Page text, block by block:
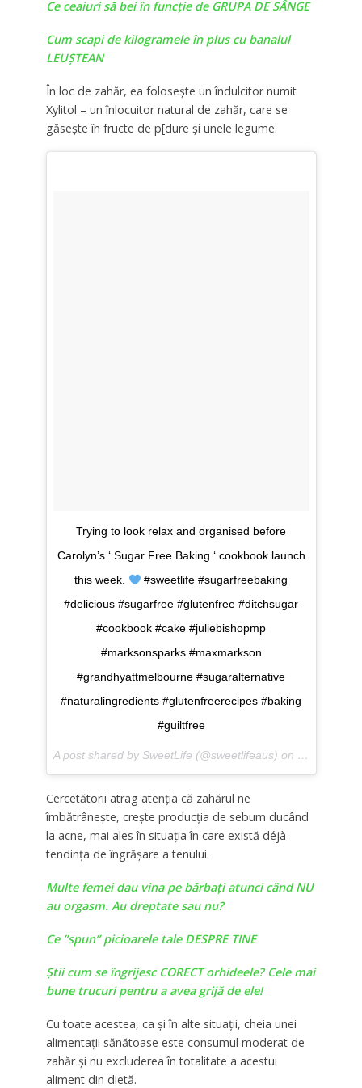
Ce ceaiuri să bei în funcție de GRUPA DE SÂNGE
Cum scapi de kilogramele în plus cu banalul
LEUȘTEAN
În loc de zahăr, ea folosește un îndulcitor numit
Xylitol – un înlocuitor natural de zahăr, care se
găsește în fructe de p[dure și unele legume.
Trying to look relax and organised before
Carolyn’s ‘ Sugar Free Baking ‘ cookbook launch
this week.
#sweetlife #sugarfreebaking
#delicious #sugarfree #glutenfree #ditchsugar
#cookbook #cake #juliebishopmp
#marksonsparks #maxmarkson
#grandhyattmelbourne #sugaralternative
#naturalingredients #glutenfreerecipes #baking
#guiltfree
A post shared by SweetLife (@sweetlifeaus) on
Nov 5,
Cercetătorii atrag atenţia că zahărul ne
îmbătrâneşte, creşte producţia de sebum ducând
la acne, mai ales în situaţia în care există déjà
tendinţa de îngrăşare a tenului.
Multe femei dau vina pe bărbați atunci când NU
au orgasm. Au dreptate sau nu?
Ce ”spun” picioarele tale DESPRE TINE
Ştii cum se îngrijesc CORECT orhideele? Cele mai
bune trucuri pentru a avea grijă de ele!
Cu toate acestea, ca şi în alte situaţii, cheia unei
alimentaţii sănătoase este consumul moderat de
zahăr şi nu excluderea în totalitate a acestui
aliment din dietă.